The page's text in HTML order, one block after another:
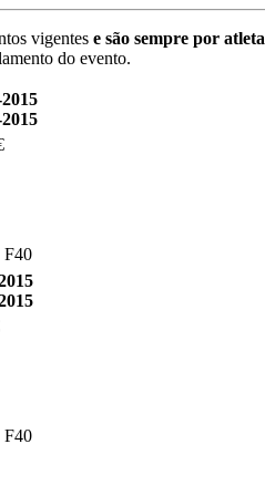
vigentes e são sempre por atleta
do evento.
F40
F40